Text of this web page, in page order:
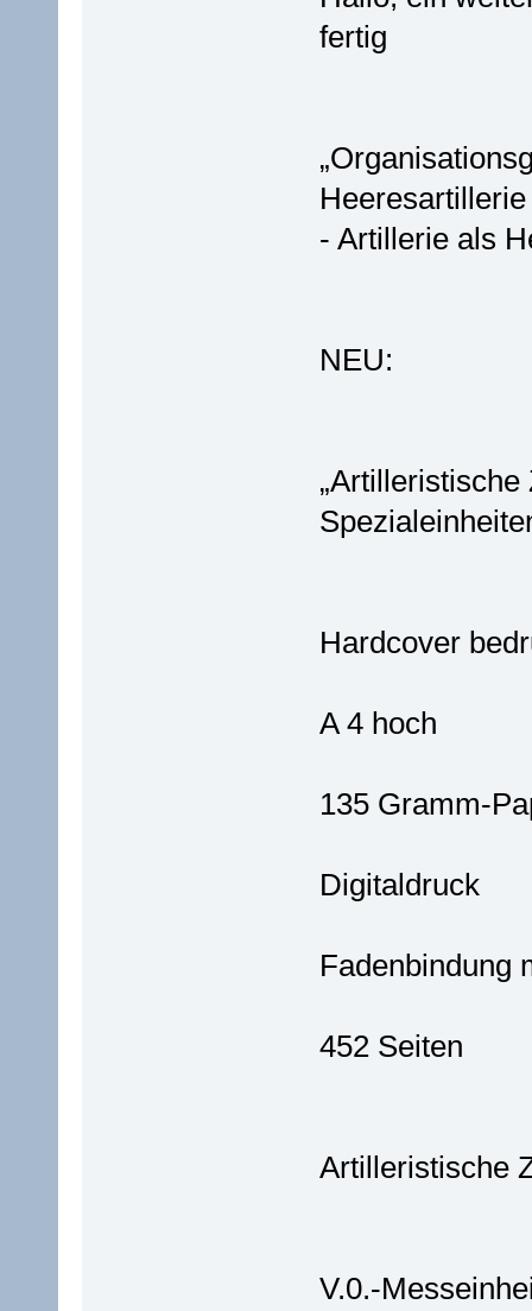
fertig
- Artillerie als
NEU:
Hardcover
A 4 hoch
135 Gramm-
Digitaldruck
Fadenbindung
452 Seiten
Artilleristische
V.0.-